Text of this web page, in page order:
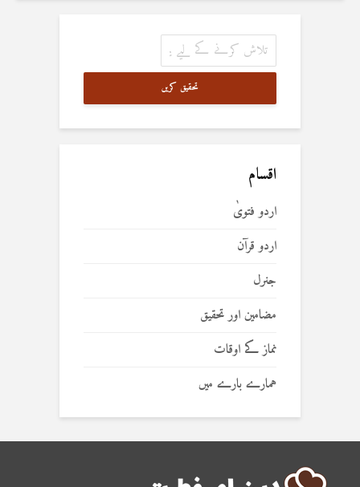
تحقیق کریں
اقسام
اردو فتویٰ
اردو قرآن
جنرل
مضامین اور تحقیق
نماز کے اوقات
ہمارے بارے میں